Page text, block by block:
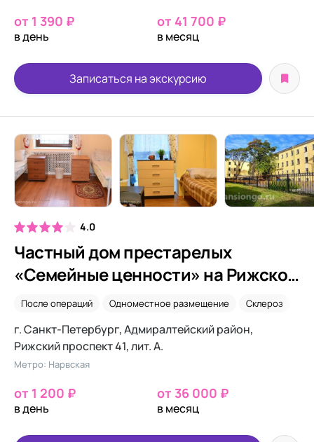
от 1 390 ₽
в день
от 41 700 ₽
в месяц
Записаться на экскурсию
4.0
Частный дом престарелых
«Семейные ценности» на Рижском
проспекте
После операций Одноместное размещение Склероз
г. Санкт-Петербург, Адмиралтейский район,
Рижский проспект 41, лит. А.
Метро: Нарвская
от 1 200 ₽
в день
от 36 000 ₽
в месяц